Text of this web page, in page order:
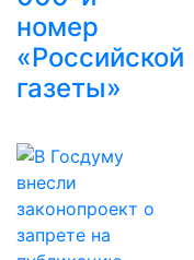
номер
«Российской
газеты»